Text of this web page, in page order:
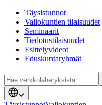
Täysistunnot
Valiokuntien tilaisuudet
Seminaarit
Tiedotustilaisuudet
Esittelyvideot
Eduskuntaryhmät